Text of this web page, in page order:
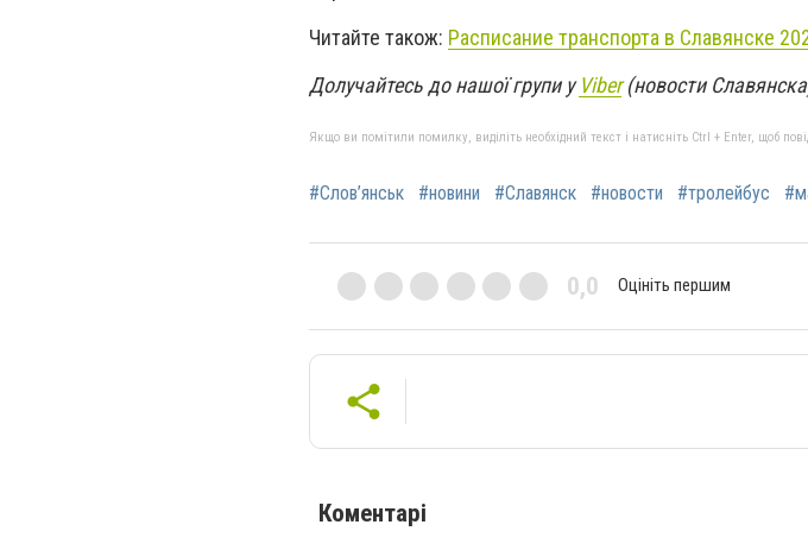
Читайте також: Расписание транспорта в Славянске
Долучайтесь до нашої групи уViber(новости
Якщо ви помітили помилку, виділіть необхідний текст і натисніть Ctrl + Enter, щоб
#Слов’янськ #новини #Славянск #новости #тролейбус
0,0 Оцініть першим
Коментарі